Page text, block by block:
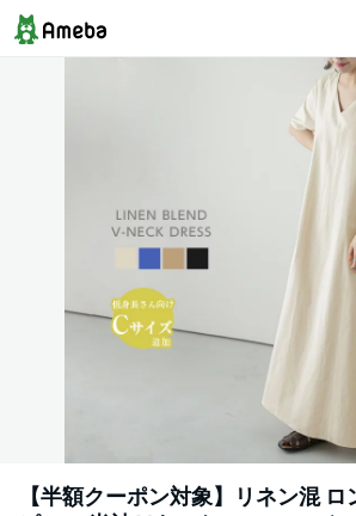
【半額クーポン対象】リネン混 ロ